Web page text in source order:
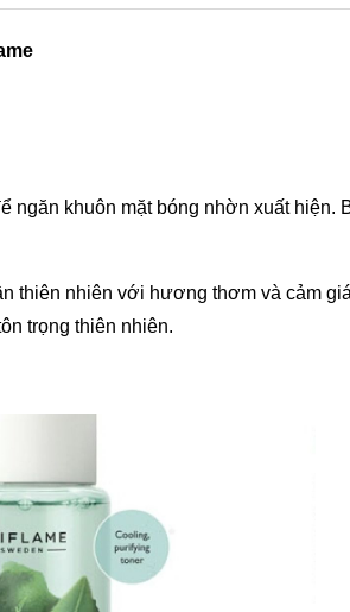
ngăn khuôn mặt bóng nhờn xuất hiện.
thiên nhiên với hương thơm và cảm
trọng thiên nhiên.